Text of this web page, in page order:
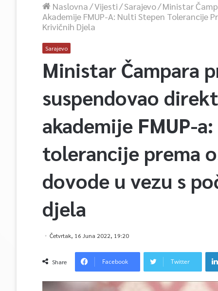
Naslovna/Vijesti/Sarajevo/Ministar
Akademije FMUP-A: Nulti Stepen Tolerancije
Krivičnih Djela
Sarajevo
Ministar Čampara
suspendovao
akademije FMUP-
tolerancije prema
dovode u vezu s
djela
Četvrtak, 16 Juna 2022, 19:20
Share Facebook Twitter